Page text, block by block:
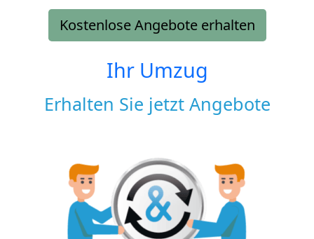
Kostenlose Angebote erhalten
Ihr Umzug
Erhalten Sie jetzt Angebote